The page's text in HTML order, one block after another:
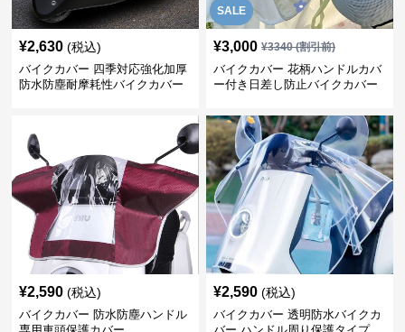
¥2,630 (税込)
バイクカバー 四季対応強化加厚
防水防塵耐摩耗性バイクカバー
SALE
¥3,000 ¥3340(割引前)
バイクカバー 花柄ハンドルカバ
ー付き日差し防止バイクカバー
¥2,590 (税込)
バイクカバー 防水防塵ハンドル
¥2,590 (税込)
バイクカバー 透明防水バイクカ